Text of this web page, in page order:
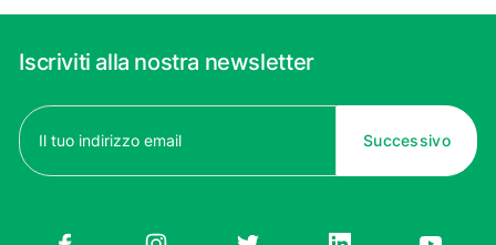
Iscriviti alla nostra newsletter
Email
(Obbligatorio)